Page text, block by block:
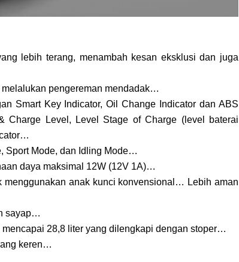
lebih terang, menambah kesan eksklusi dan juga
pengereman mendadak…
Smart Key Indicator, Oil Change Indicator dan ABS
Charge Level, Level Stage of Charge (level baterai
Sport Mode, dan Idling Mode…
daya maksimal 12W (12V 1A)…
menggunakan anak kunci konvensional… Lebih aman
sayap…
28,8 liter yang dilengkapi dengan stoper…
keren…